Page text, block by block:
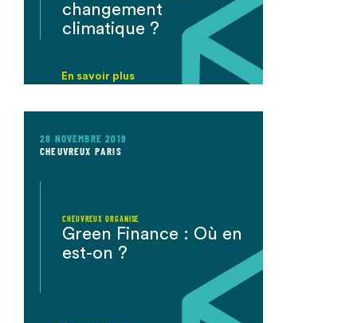
changement
climatique ?
En savoir plus
28 NOVEMBRE 2019
CHEUVREUX PARIS
CHEUVREUX ORGANISE
Green Finance : Où en
est-on ?